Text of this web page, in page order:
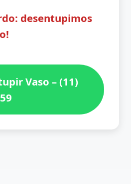
desentupimos
Vaso – (11)